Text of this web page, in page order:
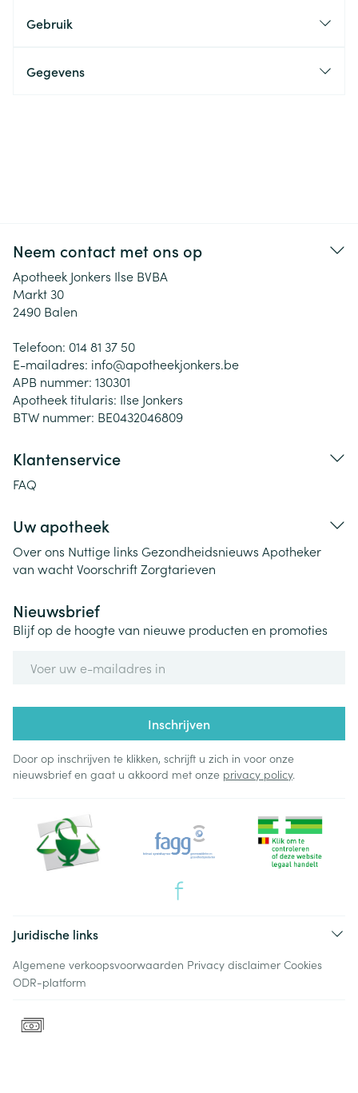
Gebruik
Gegevens
Neem contact met ons op
Apotheek Jonkers Ilse BVBA
Markt 30
2490 Balen
Telefoon: 014 81 37 50
E-mailadres: info@apotheekjonkers.be
APB nummer: 130301
Apotheek titularis: Ilse Jonkers
BTW nummer: BE0432046809
Klantenservice
FAQ
Uw apotheek
Over ons Nuttige links Gezondheidsnieuws Apotheker
van wachtVoorschriftZorgtarieven
Nieuwsbrief
Blijf op de hoogte van nieuwe producten en promoties
Inschrijven
Door op inschrijven te klikken, schrijft u zich in voor onze
nieuwsbrief en gaat u akkoord met onze privacy policy.
Juridische links
Algemene verkoopsvoorwaarden Privacy disclaimer Cookies
ODR-platform